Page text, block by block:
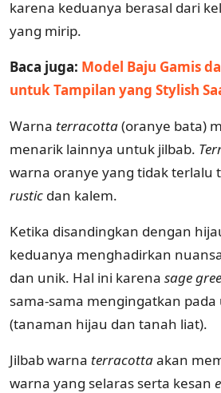
karena keduanya berasal dari
yang mirip.
Baca juga: Model Baju Gamis
untuk Tampilan yang Stylish
Warna terracotta(oranye bata)
menarik lainnya untuk jilbab.
warna oranye yang tidak terlalu
rustic dan kalem.
Ketika disandingkan dengan
keduanya menghadirkan
dan unik. Hal ini karena sage
sama-sama mengingatkan
(tanaman hijau dan tanah liat).
Jilbab warna terracottaakan
warna yang selaras serta kesan